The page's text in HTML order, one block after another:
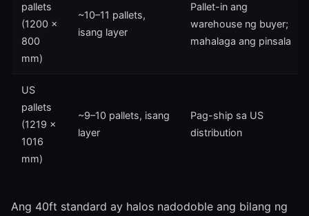
pallets
(1200 ×
800
mm)
~10–11 pallets,
isang layer
Pallet-in ang
warehouse ng buyer;
mahalaga ang pinsala
US
pallets
(1219 ×
1016
mm)
~9–10 pallets, isang
layer
Pag-ship sa US
distribution
Ang 40ft standard ay halos nadodoble ang bilang ng